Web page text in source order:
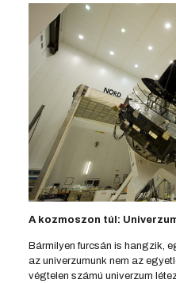
A kozmoszon túl:
Bármilyen furcsán is hangzik,
az univerzumunk nem az
végtelen számú univerzum